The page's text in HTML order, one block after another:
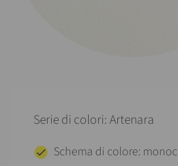
Serie di colori: Artenara
Schema di colore: